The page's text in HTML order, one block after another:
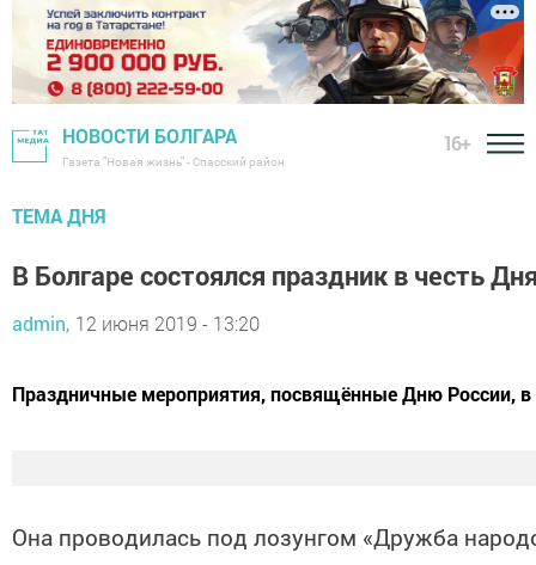
НОВОСТИ БОЛГАРА
Газета "Новая жизнь" - Спасский район
16+
ТЕМА ДНЯ
В Болгаре состоялся праздник в честь
admin, 12 июня 2019 - 13:20
​​​​​​​Праздничные мероприятия, посвящённые Дню России, в
Она проводилась под лозунгом «Дружба